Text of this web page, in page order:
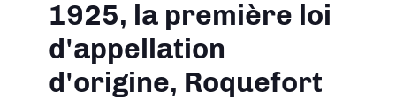
1925, la première loi
d'appellation
d'origine, Roquefort